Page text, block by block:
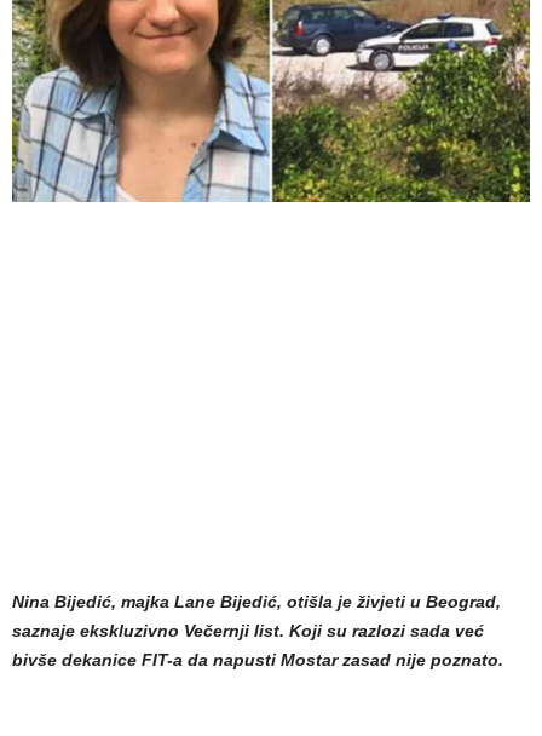
Nina Bijedić, majka Lane Bijedić, otišla je živjeti u Beograd,
saznaje ekskluzivno Večernji list. Koji su razlozi sada već
bivše dekanice FIT-a da napusti Mostar zasad nije poznato.